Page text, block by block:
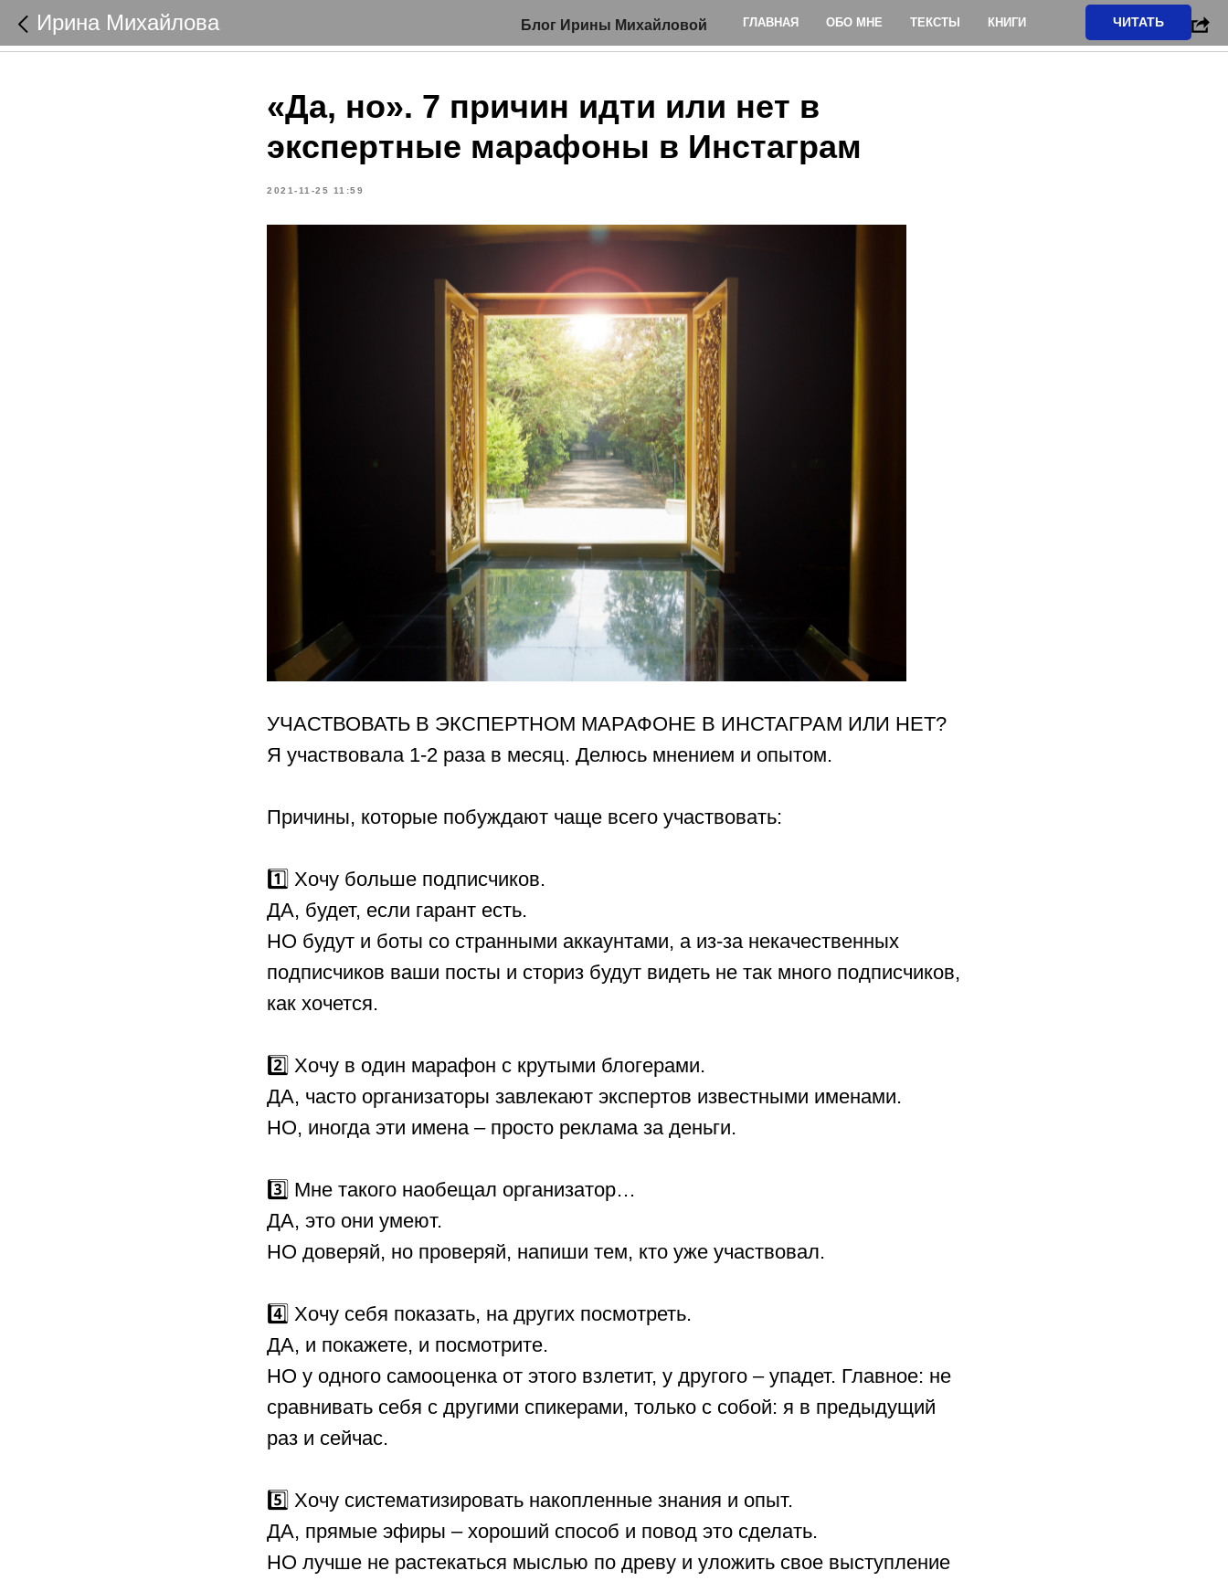
Блог Ирины Михайловой
«Да, но». 7 причин идти или нет в
экспертные марафоны в Инстаграм
2021-11-25 11:59
УЧАСТВОВАТЬ В ЭКСПЕРТНОМ МАРАФОНЕ В ИНСТАГРАМ ИЛИ НЕТ?
Я участвовала 1-2 раза в месяц. Делюсь мнением и опытом.
Причины, которые побуждают чаще всего участвовать:
1️⃣ Хочу больше подписчиков.
ДА, будет, если гарант есть.
НО будут и боты со странными аккаунтами, а из-за некачественных
подписчиков ваши посты и сториз будут видеть не так много подписчиков,
как хочется.
2️⃣ Хочу в один марафон с крутыми блогерами.
ДА, часто организаторы завлекают экспертов известными именами.
НО, иногда эти имена – просто реклама за деньги.
3️⃣ Мне такого наобещал организатор…
ДА, это они умеют.
НО доверяй, но проверяй, напиши тем, кто уже участвовал.
4️⃣ Хочу себя показать, на других посмотреть.
ДА, и покажете, и посмотрите.
НО у одного самооценка от этого взлетит, у другого – упадет. Главное: не
сравнивать себя с другими спикерами, только с собой: я в предыдущий
раз и сейчас.
5️⃣ Хочу систематизировать накопленные знания и опыт.
ДА, прямые эфиры – хороший способ и повод это сделать.
НО лучше не растекаться мыслью по древу и уложить свое выступление
Ирина Михайлова ГЛАВНАЯ ОБО МНЕ ТЕКСТЫ КНИГИ ЧИТАТЬ